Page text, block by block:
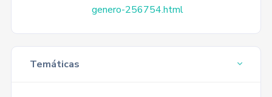
genero-256754.html
Temáticas